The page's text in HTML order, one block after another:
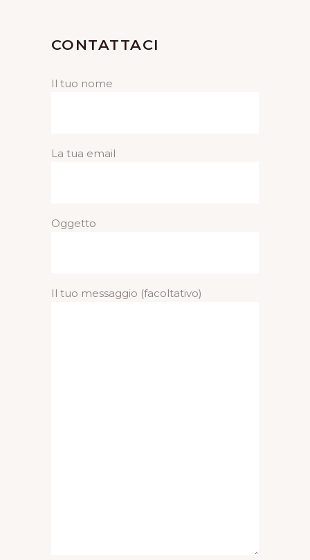
CONTATTACI
Il tuo nome
La tua email
Oggetto
Il tuo messaggio (facoltativo)